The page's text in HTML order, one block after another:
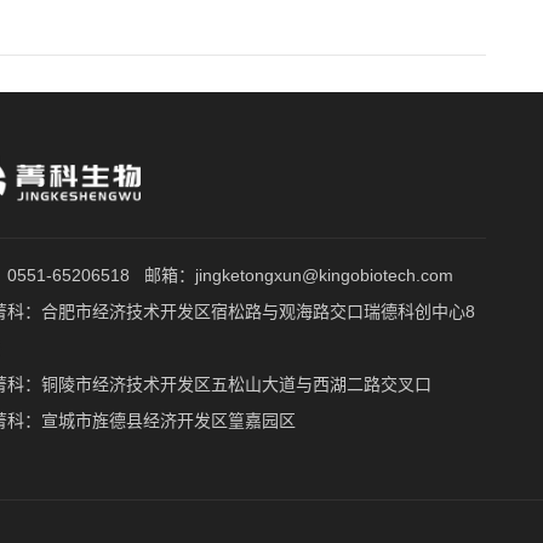
0551-65206518 邮箱：jingketongxun@kingobiotech.com
科：合肥市经济技术开发区宿松路与观海路交口瑞德科创中心8
科：铜陵市经济技术开发区五松山大道与西湖二路交叉口
科：宣城市旌德县经济开发区篁嘉园区